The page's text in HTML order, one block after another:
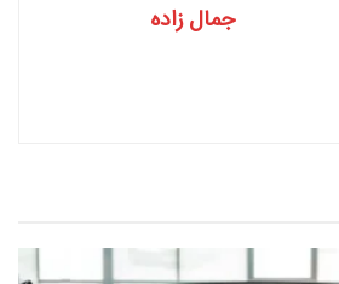
جمال زاده